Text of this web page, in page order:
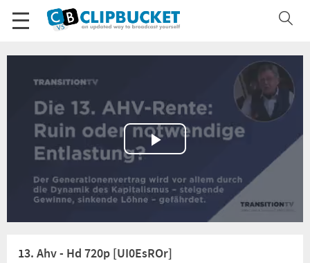
Play
Video
13. Ahv - Hd 720p [UI0EsROr]